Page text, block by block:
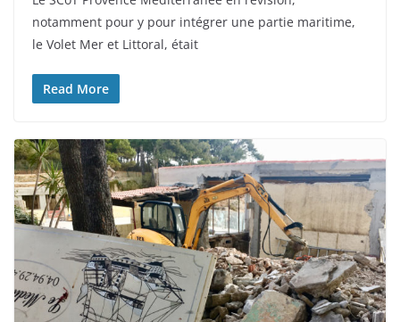
notamment pour y pour intégrer une partie maritime,
le Volet Mer et Littoral, était
Read More